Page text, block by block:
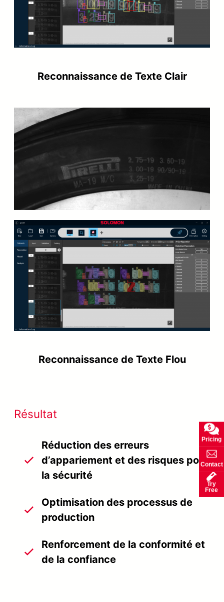
Reconnaissance de Texte Clair
Reconnaissance de Texte Flou
Résultat
Réduction des erreurs
d’appariement et des risques pour
la sécurité
Optimisation des processus de
production
Renforcement de la conformité et
de la confiance
Pricing
Contact
Try
Free